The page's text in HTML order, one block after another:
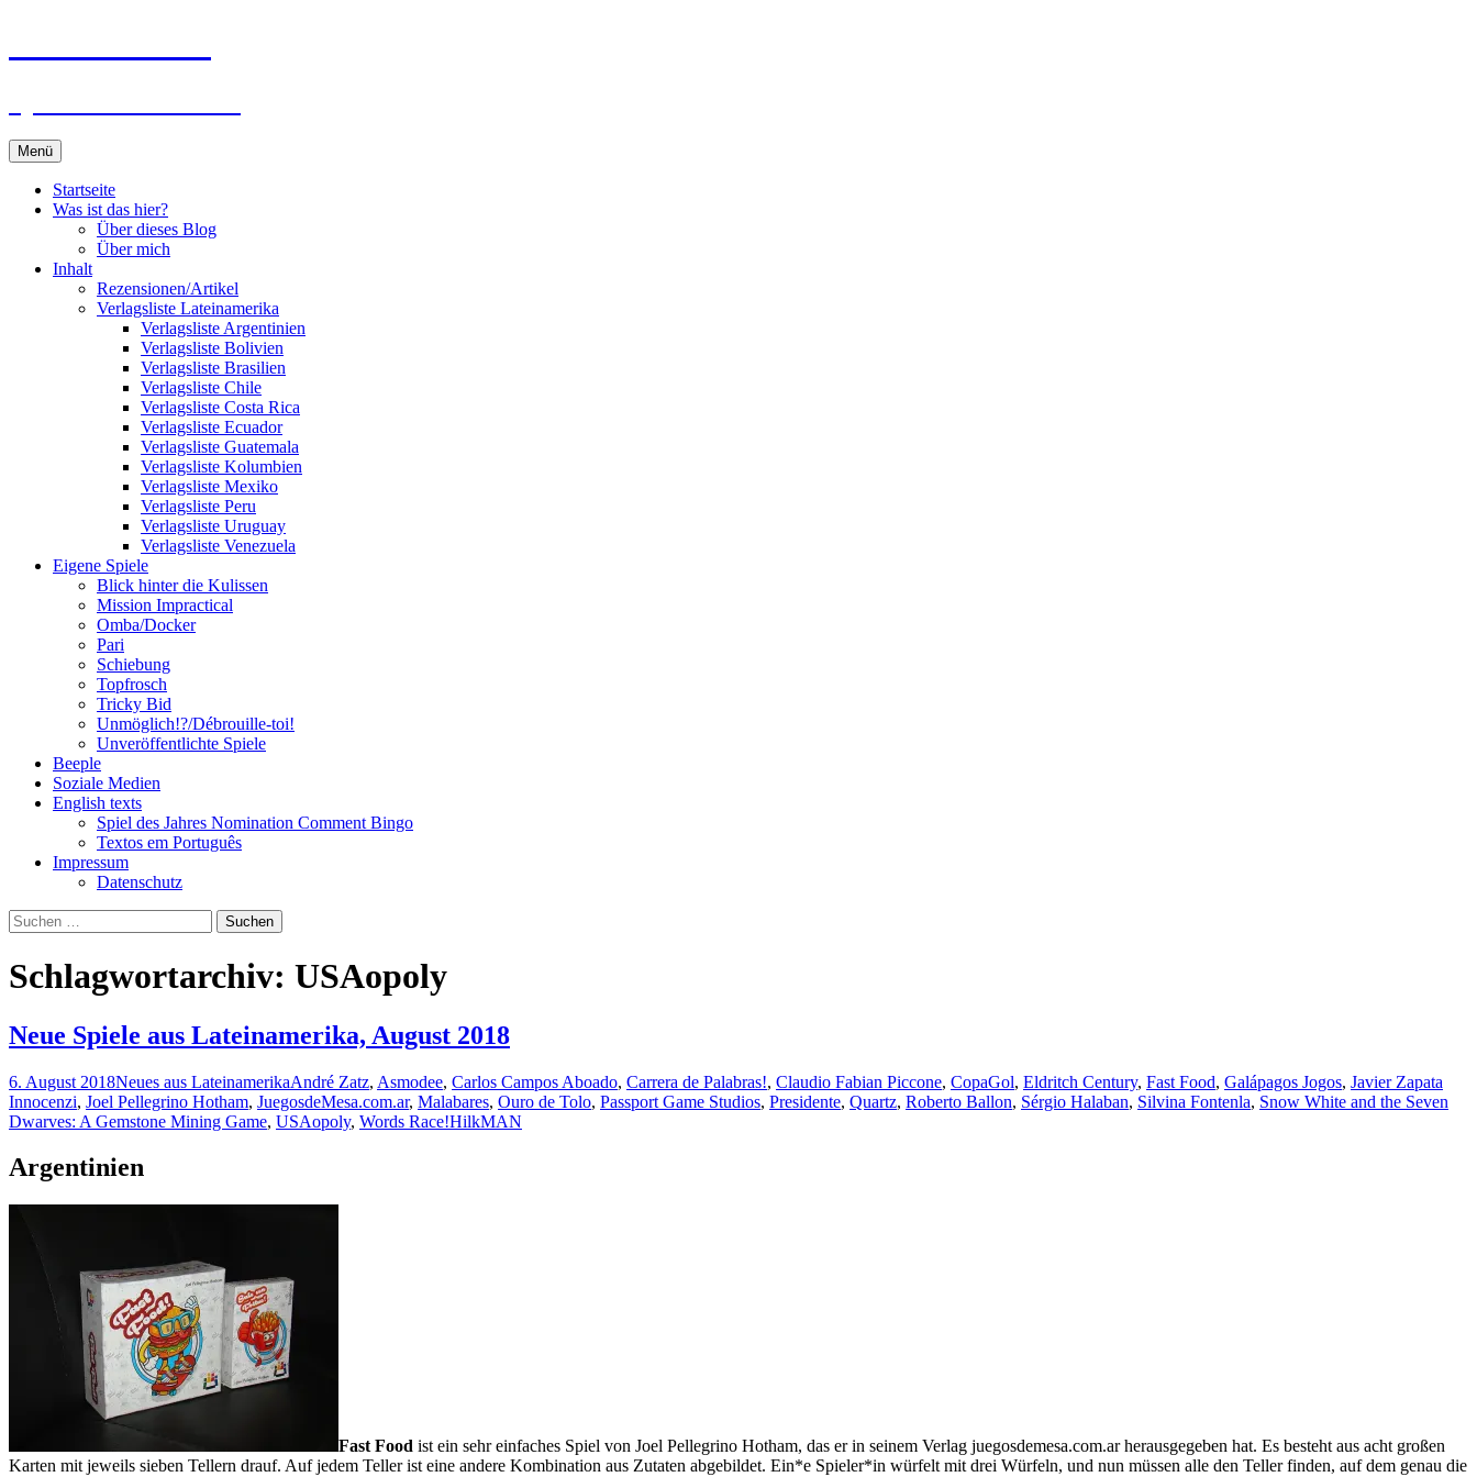
Menü
Startseite
Was ist das hier?
Über dieses Blog
Über mich
Inhalt
Rezensionen/Artikel
Verlagsliste Lateinamerika
Verlagsliste Argentinien
Verlagsliste Bolivien
Verlagsliste Brasilien
Verlagsliste Chile
Verlagsliste Costa Rica
Verlagsliste Ecuador
Verlagsliste Guatemala
Verlagsliste Kolumbien
Verlagsliste Mexiko
Verlagsliste Peru
Verlagsliste Uruguay
Verlagsliste Venezuela
Eigene Spiele
Blick hinter die Kulissen
Mission Impractical
Omba/Docker
Pari
Schiebung
Topfrosch
Tricky Bid
Unmöglich!?/Débrouille-toi!
Unveröffentlichte Spiele
Beeple
Soziale Medien
English texts
Spiel des Jahres Nomination Comment Bingo
Textos em Português
Impressum
Datenschutz
Suchen
nach:
Schlagwortarchiv: USAopoly
Neue Spiele aus Lateinamerika, August 2018
6. August 2018Neues aus LateinamerikaAndré Zatz, Asmodee, Carlos Campos Aboado, Carrera de Palabras!, Claudio Fabian Piccone, CopaGol, Eldritch Century, Fast Food, Galápagos Jogos, Javier Zapata
Innocenzi, Joel Pellegrino Hotham, JuegosdeMesa.com.ar, Malabares, Ouro de Tolo, Passport Game Studios, Presidente, Quartz, Roberto Ballon, Sérgio Halaban, Silvina Fontenla, Snow White and the Seven
Dwarves: A Gemstone Mining Game, USAopoly, Words Race!HilkMAN
Argentinien
Fast Food ist ein sehr einfaches Spiel von Joel Pellegrino Hotham, das er in seinem Verlag juegosdemesa.com.ar herausgegeben hat. Es besteht aus acht großen
Karten mit jeweils sieben Tellern drauf. Auf jedem Teller ist eine andere Kombination aus Zutaten abgebildet. Ein*e Spieler*in würfelt mit drei Würfeln, und nun müssen alle den Teller finden, auf dem genau die